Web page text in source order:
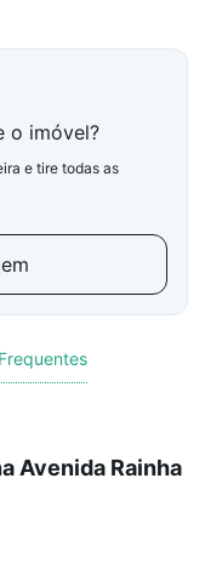
o imóvel?
e tire todas as
Avenida Rainha